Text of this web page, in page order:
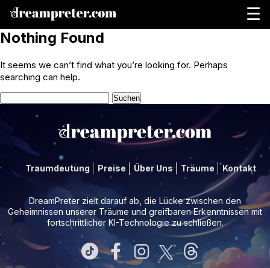
☰
Nothing Found
It seems we can’t find what you’re looking for. Perhaps
searching can help.
Suchen
nach:
Traumdeutung Preise Über Uns Träume Kontakt
DreamPreter zielt darauf ab, die Lücke zwischen den
Geheimnissen unserer Träume und greifbaren Erkenntnissen mit
fortschrittlicher KI-Technologie zu schließen.